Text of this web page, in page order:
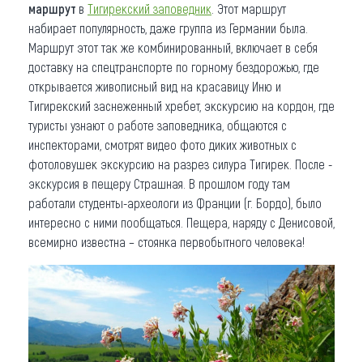
маршрут в Тигирекский заповедник . Этот маршрут
набирает популярность, даже группа из Германии была.
Маршрут этот так же комбинированный, включает в себя
доставку на спецтранспорте по горному бездорожью, где
открывается живописный вид на красавицу Иню и
Тигирекский заснеженный хребет, экскурсию на кордон, где
туристы узнают о работе заповедника, общаются с
инспекторами, смотрят видео фото диких животных с
фотоловушек экскурсию на разрез силура Тигирек. После -
экскурсия в пещеру Страшная. В прошлом году там
работали студенты-археологи из Франции (г. Бордо), было
интересно с ними пообщаться. Пещера, наряду с Денисовой,
всемирно известна – стоянка первобытного человека!